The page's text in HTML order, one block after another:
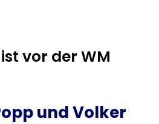
vor der WM
und Volker